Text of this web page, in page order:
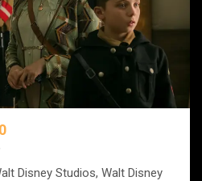
Disney Studios, Walt Disney